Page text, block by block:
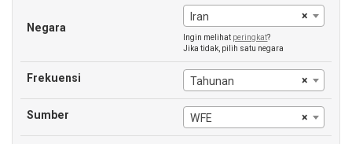
Negara
×
Iran
Ingin melihat peringkat?
Jika tidak, pilih satu negara
Frekuensi ×
Tahunan
Sumber ×
WFE